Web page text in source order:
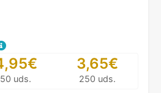
50 uds.
3,65€
250 uds.